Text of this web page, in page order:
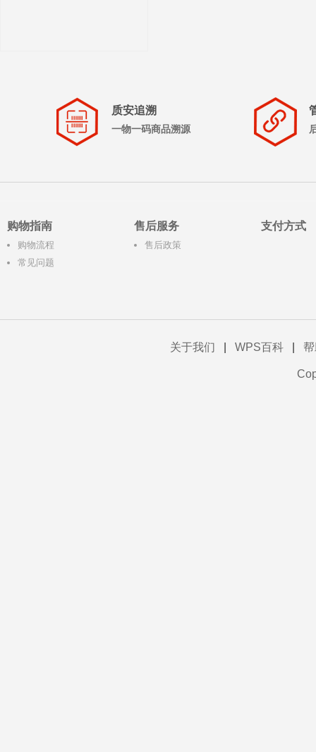
质安追溯
一物一码商品溯源
购物指南
购物流程
常见问题
售后服务
售后政策
支付方式
关于我们 WPS百科